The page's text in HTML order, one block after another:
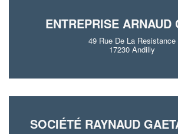
ENTREPRISE ARNAUD
49 Rue De La Resistance
17230 Andilly
SOCIÉTÉ RAYNAUD